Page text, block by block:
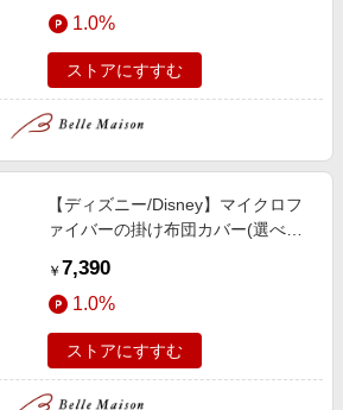
1.0%
ストアにすすむ
【ディズニー/Disney】マイクロフ
ァイバーの掛け布団カバー(選べる
￥ 7,390
1.0%
ストアにすすむ